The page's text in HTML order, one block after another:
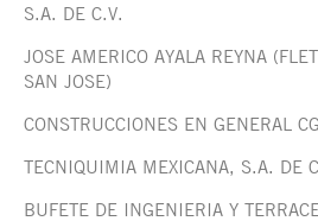
S.A. DE C.V.
JOSE AMERICO AYALA REYNA
SAN JOSE)
CONSTRUCCIONES EN GENERAL
TECNIQUIMIA MEXICANA, S.A. DE
BUFETE DE INGENIERIA Y